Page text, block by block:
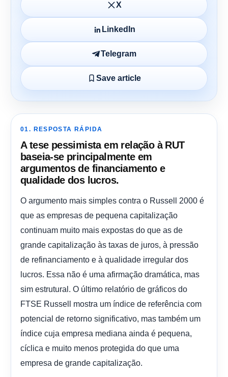
X
LinkedIn
Telegram
Save article
01. RESPOSTA RÁPIDA
A tese pessimista em relação à RUT
baseia-se principalmente em
argumentos de financiamento e
qualidade dos lucros.
O argumento mais simples contra o Russell 2000 é
que as empresas de pequena capitalização
continuam muito mais expostas do que as de
grande capitalização às taxas de juros, à pressão
de refinanciamento e à qualidade irregular dos
lucros. Essa não é uma afirmação dramática, mas
sim estrutural. O último relatório de gráficos do
FTSE Russell mostra um índice de referência com
potencial de retorno significativo, mas também um
índice cuja empresa mediana ainda é pequena,
cíclica e muito menos protegida do que uma
empresa de grande capitalização.